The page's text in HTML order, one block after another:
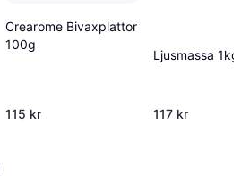
Crearome Bivaxplattor
100g
115 kr
Ljusmassa 1kg
117 kr